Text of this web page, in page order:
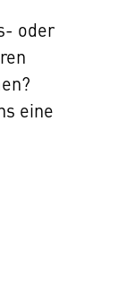
oder
eine